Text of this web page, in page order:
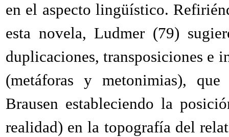
en el aspecto lingüístico.
esta novela, Ludmer (79)
duplicaciones, transposiciones e
(metáforas y metonimias),
Brausen estableciendo la
realidad) en la topografía del